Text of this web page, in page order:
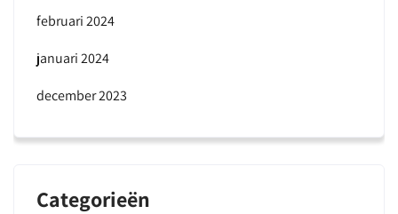
februari 2024
januari 2024
december 2023
Categorieën